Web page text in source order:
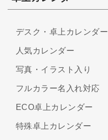
デスク・卓上カレンダー
人気カレンダー
写真・イラスト入り
フルカラー名入れ対応
ECO卓上カレンダー
特殊卓上カレンダー